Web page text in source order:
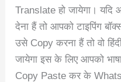
Translate हो जायेगा। यदि
देना हैं तो आपको टाइपिंग
उसे Copy करना हैं तो वो
जायेगा इस के लिए आपको
Copy Paste कर के